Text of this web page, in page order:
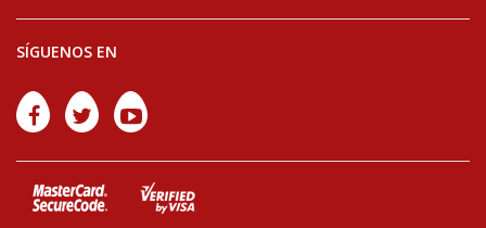
SÍGUENOS EN